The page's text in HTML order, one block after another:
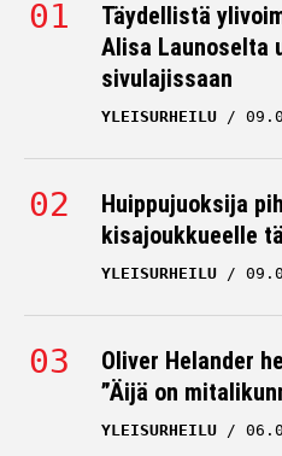
Täydellistä
Alisa Launoselta
sivulajissaan
YLEISURHEILU
Huippujuoksija
kisajoukkueelle
YLEISURHEILU
Oliver Helander
”Äijä on
YLEISURHEILU